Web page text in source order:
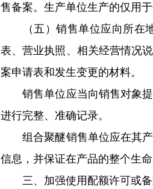
售备案。生产单位生产的仅用
（五）销售单位应向所在地
表、营业执照、相关经营情况
案申请表和发生变更的材料。
销售单位应当向销售对象提
进行完整、准确记录。
组合聚醚销售单位应在其产
信息，并保证在产品的整个生命
三、加强使用配额许可或